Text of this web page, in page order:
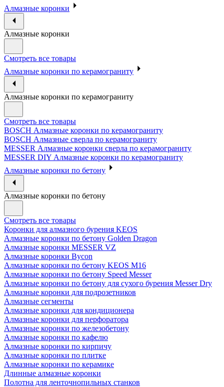
Алмазные коронки
Алмазные коронки
Смотреть все товары
Алмазные коронки по керамограниту
Алмазные коронки по керамограниту
Смотреть все товары
BOSCH Алмазные коронки по керамограниту
BOSCH Алмазные сверла по керамограниту
MESSER Алмазные коронки сверла по керамограниту
MESSER DIY Алмазные коронки по керамограниту
Алмазные коронки по бетону
Алмазные коронки по бетону
Смотреть все товары
Коронки для алмазного бурения KEOS
Алмазные коронки по бетону Golden Dragon
Алмазные коронки MESSER VZ
Алмазные коронки Bycon
Алмазные коронки по бетону KEOS M16
Алмазные коронки по бетону Speed Messer
Алмазные коронки по бетону для сухого бурения Messer Dry
Алмазные коронки для подрозетников
Алмазные сегменты
Алмазные коронки для кондиционера
Алмазные коронки для перфоратора
Алмазные коронки по железобетону
Алмазные коронки по кафелю
Алмазные коронки по кирпичу
Алмазные коронки по плитке
Алмазные коронки по керамике
Длинные алмазные коронки
Полотна для ленточнопильных станков